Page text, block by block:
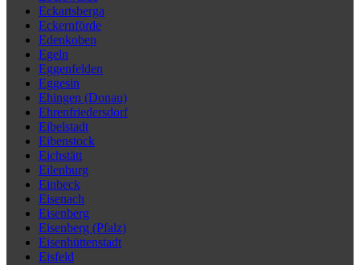
Eckartsberga
Eckernförde
Edenkoben
Egeln
Eggenfelden
Eggesin
Ehingen (Donau)
Ehrenfriedersdorf
Eibelstadt
Eibenstock
Eichstätt
Eilenburg
Einbeck
Eisenach
Eisenberg
Eisenberg (Pfalz)
Eisenhüttenstadt
Eisfeld